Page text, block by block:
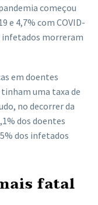
começou
e 4,7% com COVID-
infetados morreram
em doentes
uma taxa de
no decorrer da
dos doentes
dos infetados
fatal